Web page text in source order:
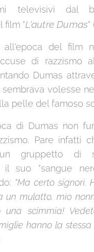
televisivi dal
film "L'autre Dumas"
all'epoca del film
di razzismo
Dumas
volesse
pelle del famoso
di Dumas non
Pare infatti
gruppetto di
il suo "sangue
"Ma certo signori.
un mulatto, mio
una scimmia!
hanno la stessa